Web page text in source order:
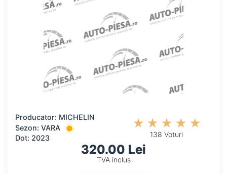
Producator: MICHELIN
Sezon: VARA
Dot: 2023
138 Voturi
320.00 Lei
TVA inclus